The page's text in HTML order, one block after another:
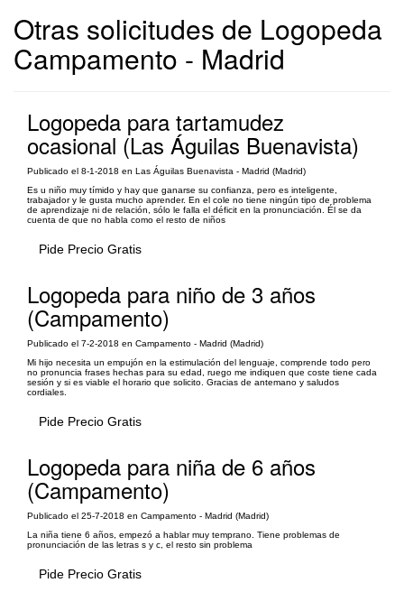
Otras solicitudes de Logopeda
Campamento - Madrid
Logopeda para tartamudez
ocasional (Las Águilas Buenavista)
Publicado el 8-1-2018 en Las Águilas Buenavista - Madrid (Madrid)
Es u niño muy tímido y hay que ganarse su confianza, pero es inteligente,
trabajador y le gusta mucho aprender. En el cole no tiene ningún tipo de problema
de aprendizaje ni de relación, sólo le falla el déficit en la pronunciación. Él se da
cuenta de que no habla como el resto de niños
Pide Precio Gratis
Logopeda para niño de 3 años
(Campamento)
Publicado el 7-2-2018 en Campamento - Madrid (Madrid)
Mi hijo necesita un empujón en la estimulación del lenguaje, comprende todo pero
no pronuncia frases hechas para su edad, ruego me indiquen que coste tiene cada
sesión y si es viable el horario que solicito. Gracias de antemano y saludos
cordiales.
Pide Precio Gratis
Logopeda para niña de 6 años
(Campamento)
Publicado el 25-7-2018 en Campamento - Madrid (Madrid)
La niña tiene 6 años, empezó a hablar muy temprano. Tiene problemas de
pronunciación de las letras s y c, el resto sin problema
Pide Precio Gratis